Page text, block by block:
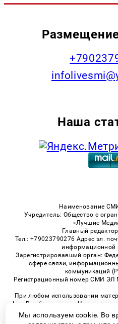
Наша
Наименование
Учредитель: Общество с
«Лучшие
Главный
Тел.: +79023790276 Адрес эл.
информационной
Зарегистрировавший орган:
сфере связи,
коммуникаций
Регистрационный номер СМИ ЭЛ
При любом использовании
Live.Ru обязательна.
при наличии
Мы используем cookie. Во